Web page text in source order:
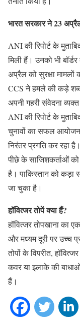
भारत सरकार ने 23
ANI की रिपोर्ट के
मिली हैं। उनको भी
अप्रैल को सुरक्षा
CCS ने हमले की कड़े
अपनी गहरी संवेदना
ANI की रिपोर्ट के
चुनावों का सफल आयोजन
निरंतर प्रगति कर रहा
पीछे के साजिशकर्ताओं
है। पाकिस्तान को कड़ा
जा चुका है।
हॉवित्जर तोपें क्या हैं?
हॉवित्जर तोपखाना का
और मध्यम दूरी पर उच्च
तोपों के विपरीत,
कवर या इलाके की
हैं।